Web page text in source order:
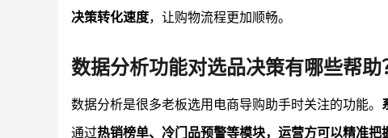
决策转化速度，让购物流程更加顺畅。
数据分析功能对选品决策有哪些帮助
数据分析是很多老板选用电商导购助手时关注的功能。
通过热销榜单、冷门品预警等模块，运营方可以精准把